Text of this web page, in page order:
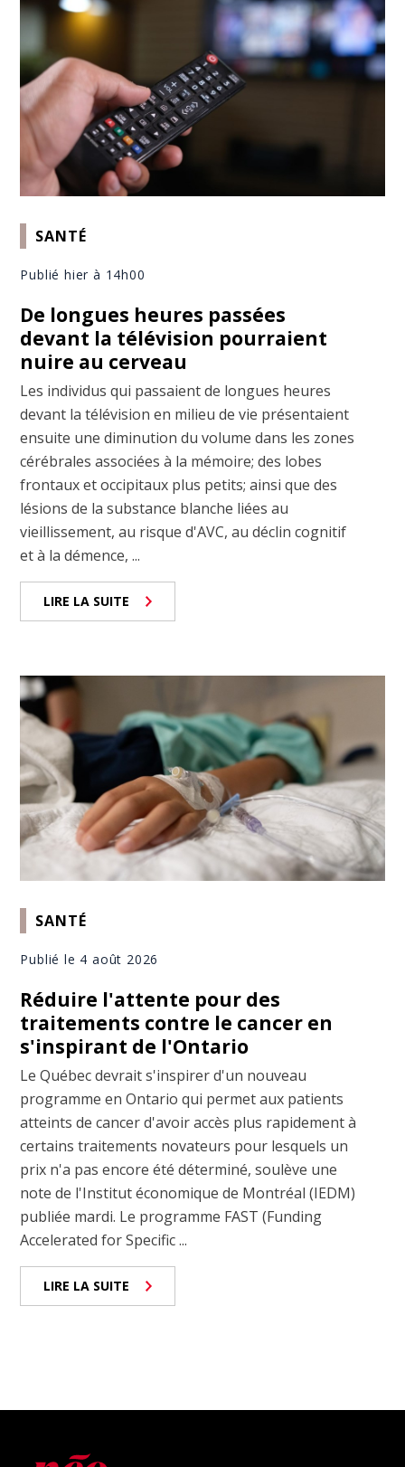
SANTÉ
Publié hier à 14h00
De longues heures passées
devant la télévision pourraient
nuire au cerveau
Les individus qui passaient de longues heures
devant la télévision en milieu de vie présentaient
ensuite une diminution du volume dans les zones
cérébrales associées à la mémoire; des lobes
frontaux et occipitaux plus petits; ainsi que des
lésions de la substance blanche liées au
vieillissement, au risque d'AVC, au déclin cognitif
et à la démence, ...
LIRE LA SUITE
SANTÉ
Publié le 4 août 2026
Réduire l'attente pour des
traitements contre le cancer en
s'inspirant de l'Ontario
Le Québec devrait s'inspirer d'un nouveau
programme en Ontario qui permet aux patients
atteints de cancer d'avoir accès plus rapidement à
certains traitements novateurs pour lesquels un
prix n'a pas encore été déterminé, soulève une
note de l'Institut économique de Montréal (IEDM)
publiée mardi. Le programme FAST (Funding
Accelerated for Specific ...
LIRE LA SUITE